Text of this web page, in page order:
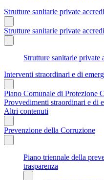
Strutture sanitarie private
Strutture sanitarie private
Strutture sanitarie private
Interventi straordinari e di
Piano Comunale di Protezione
Provvedimenti straordinari e di
Altri contenuti
Prevenzione della Corruzione
Piano triennale della
trasparenza